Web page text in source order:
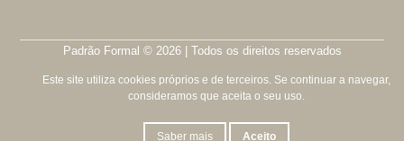
Padrão Formal © 2026 | Todos os direitos reservados
Este site utiliza cookies próprios e de terceiros. Se continuar a navegar,
consideramos que aceita o seu uso.
Saber mais Aceito